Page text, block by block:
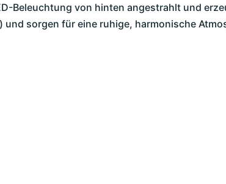
Beleuchtung von hinten angestrahlt und
sorgen für eine ruhige, harmonische